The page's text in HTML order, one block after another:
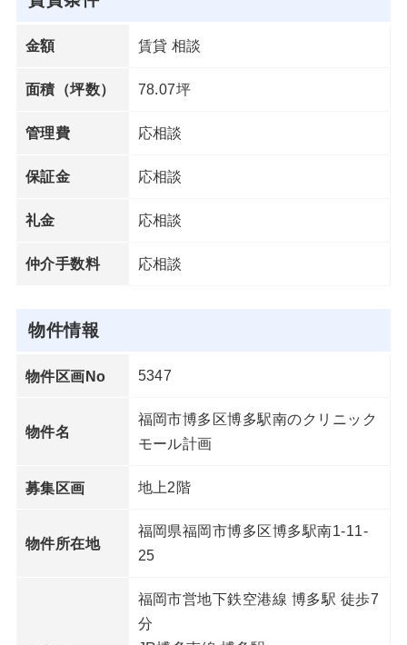
金額 賃貸 相談
面積（坪数） 78.07坪
管理費 応相談
保証金 応相談
礼金 応相談
仲介手数料 応相談
物件情報
物件区画No 5347
物件名
福岡市博多区博多駅南のクリニック
モール計画
募集区画 地上2階
物件所在地
福岡県福岡市博多区博多駅南1-11-
25
福岡市営地下鉄空港線 博多駅 徒歩7
分